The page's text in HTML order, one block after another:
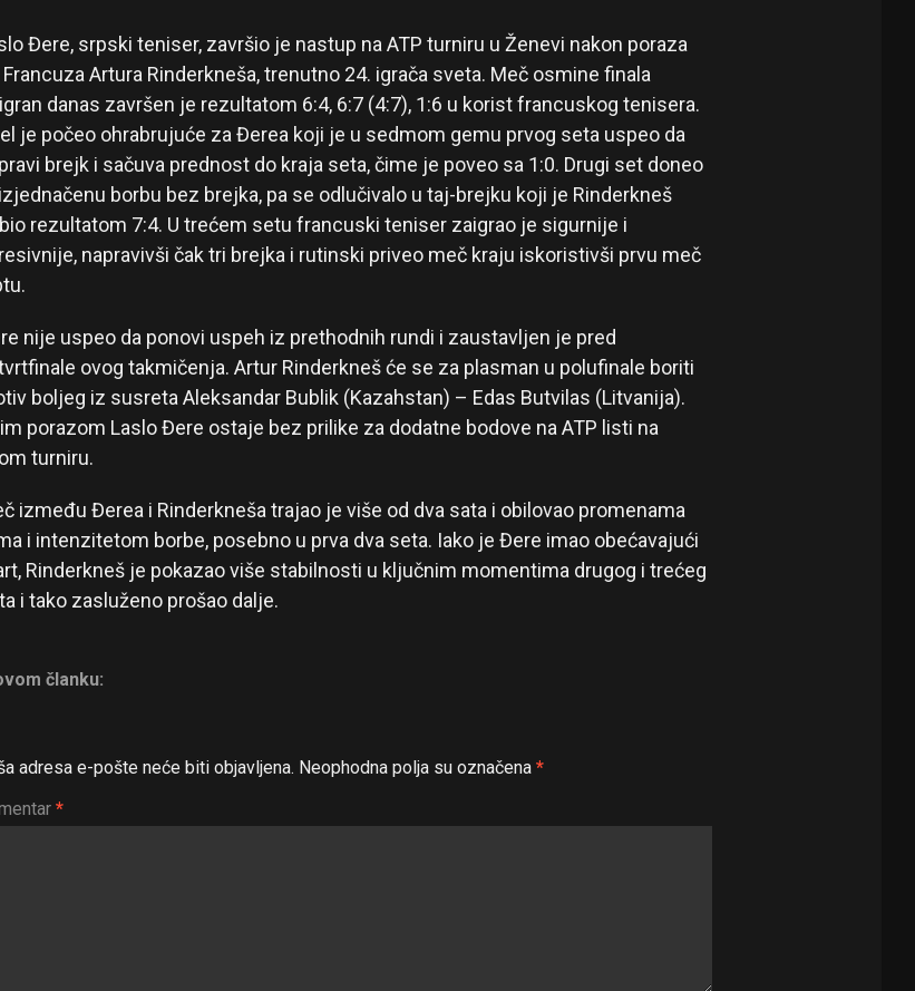
Đere, srpski teniser, završio je nastup na ATP turniru u Ženevi nakon poraza
Francuza Artura Rinderkneša, trenutno 24. igrača sveta. Meč osmine finala
danas završen je rezultatom 6:4, 6:7 (4:7), 1:6 u korist francuskog tenisera.
je počeo ohrabrujuće za Đerea koji je u sedmom gemu prvog seta uspeo da
brejk i sačuva prednost do kraja seta, čime je poveo sa 1:0. Drugi set doneo
borbu bez brejka, pa se odlučivalo u taj-brejku koji je Rinderkneš
rezultatom 7:4. U trećem setu francuski teniser zaigrao je sigurnije i
napravivši čak tri brejka i rutinski priveo meč kraju iskoristivši prvu meč
nije uspeo da ponovi uspeh iz prethodnih rundi i zaustavljen je pred
ovog takmičenja. Artur Rinderkneš će se za plasman u polufinale boriti
boljeg iz susreta Aleksandar Bublik (Kazahstan) – Edas Butvilas (Litvanija).
porazom Laslo Đere ostaje bez prilike za dodatne bodove na ATP listi na
turniru.
između Đerea i Rinderkneša trajao je više od dva sata i obilovao promenama
i intenzitetom borbe, posebno u prva dva seta. Iako je Đere imao obećavajući
Rinderkneš je pokazao više stabilnosti u ključnim momentima drugog i trećeg
i tako zasluženo prošao dalje.
članku:
adresa e-pošte neće biti objavljena. Neophodna polja su označena *
*